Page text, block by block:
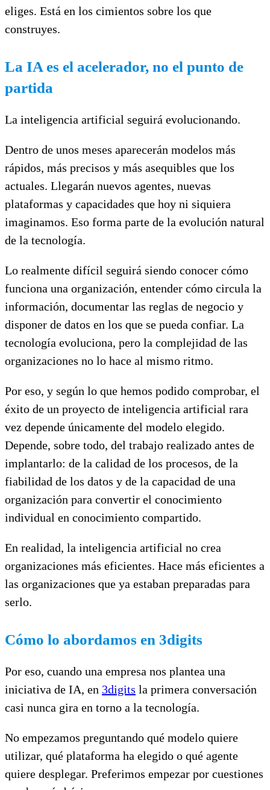
eliges. Está en los cimientos sobre los que
construyes.
La IA es el acelerador, no el punto de
partida
La inteligencia artificial seguirá evolucionando.
Dentro de unos meses aparecerán modelos más
rápidos, más precisos y más asequibles que los
actuales. Llegarán nuevos agentes, nuevas
plataformas y capacidades que hoy ni siquiera
imaginamos. Eso forma parte de la evolución natural
de la tecnología.
Lo realmente difícil seguirá siendo conocer cómo
funciona una organización, entender cómo circula la
información, documentar las reglas de negocio y
disponer de datos en los que se pueda confiar. La
tecnología evoluciona, pero la complejidad de las
organizaciones no lo hace al mismo ritmo.
Por eso, y según lo que hemos podido comprobar, el
éxito de un proyecto de inteligencia artificial rara
vez depende únicamente del modelo elegido.
Depende, sobre todo, del trabajo realizado antes de
implantarlo: de la calidad de los procesos, de la
fiabilidad de los datos y de la capacidad de una
organización para convertir el conocimiento
individual en conocimiento compartido.
En realidad, la inteligencia artificial no crea
organizaciones más eficientes. Hace más eficientes a
las organizaciones que ya estaban preparadas para
serlo.
Cómo lo abordamos en 3digits
Por eso, cuando una empresa nos plantea una
iniciativa de IA, en 3digits la primera conversación
casi nunca gira en torno a la tecnología.
No empezamos preguntando qué modelo quiere
utilizar, qué plataforma ha elegido o qué agente
quiere desplegar. Preferimos empezar por cuestiones